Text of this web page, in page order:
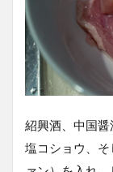
紹興酒、中国醤
塩コショウ、